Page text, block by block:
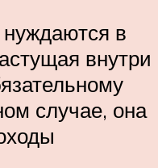
в
внутри
случае, она